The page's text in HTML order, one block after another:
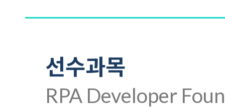
선수과목
RPA Developer